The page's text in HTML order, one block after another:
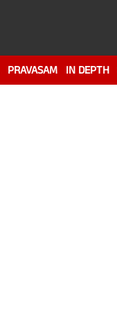
PRAVASAM IN DEPTH